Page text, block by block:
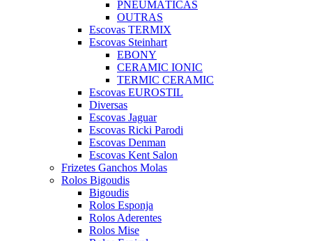
PNEUMÁTICAS
OUTRAS
Escovas TERMIX
Escovas Steinhart
EBONY
CERAMIC IONIC
TERMIC CERAMIC
Escovas EUROSTIL
Diversas
Escovas Jaguar
Escovas Ricki Parodi
Escovas Denman
Escovas Kent Salon
Frizetes Ganchos Molas
Rolos Bigoudis
Bigoudis
Rolos Esponja
Rolos Aderentes
Rolos Mise